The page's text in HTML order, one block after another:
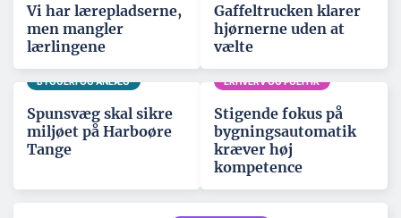
Vi har lærepladserne,
men mangler
lærlingene
Gaffeltrucken klarer
hjørnerne uden at
vælte
BYGGERI OG ANLÆG
Spunsvæg skal sikre
miljøet på Harboøre
Tange
ERHVERV OG POLITIK
Stigende fokus på
bygningsautomatik
kræver høj
kompetence